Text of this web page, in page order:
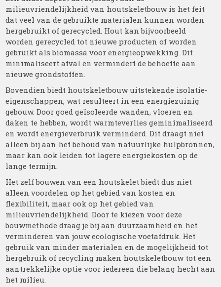
milieuvriendelijkheid van houtskeletbouw is het feit
dat veel van de gebruikte materialen kunnen worden
hergebruikt of gerecycled. Hout kan bijvoorbeeld
worden gerecycled tot nieuwe producten of worden
gebruikt als biomassa voor energieopwekking. Dit
minimaliseert afval en vermindert de behoefte aan
nieuwe grondstoffen.
Bovendien biedt houtskeletbouw uitstekende isolatie-
eigenschappen, wat resulteert in een energiezuinig
gebouw. Door goed geïsoleerde wanden, vloeren en
daken te hebben, wordt warmteverlies geminimaliseerd
en wordt energieverbruik verminderd. Dit draagt niet
alleen bij aan het behoud van natuurlijke hulpbronnen,
maar kan ook leiden tot lagere energiekosten op de
lange termijn.
Het zelf bouwen van een houtskelet biedt dus niet
alleen voordelen op het gebied van kosten en
flexibiliteit, maar ook op het gebied van
milieuvriendelijkheid. Door te kiezen voor deze
bouwmethode draag je bij aan duurzaamheid en het
verminderen van jouw ecologische voetafdruk. Het
gebruik van minder materialen en de mogelijkheid tot
hergebruik of recycling maken houtskeletbouw tot een
aantrekkelijke optie voor iedereen die belang hecht aan
het milieu.